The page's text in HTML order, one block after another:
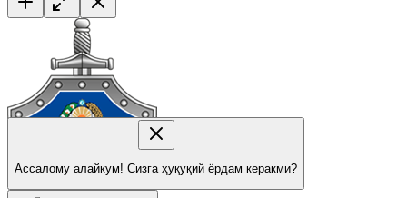
Ассалому алайкум! Сизга ҳуқуқий ёрдам керакми?